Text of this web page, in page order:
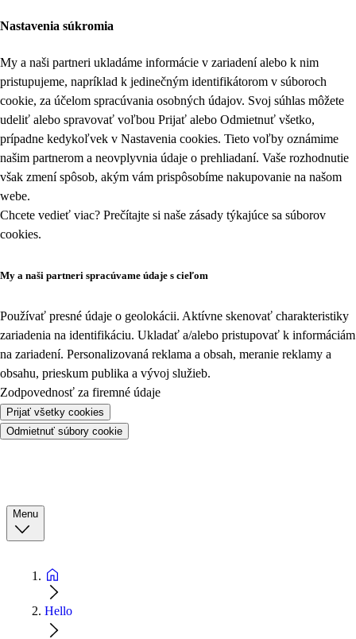
Nastavenia súkromia
My a naši partneri ukladáme informácie v zariadení alebo k nim
pristupujeme, napríklad k jedinečným identifikátorom v súboroch
cookie, za účelom spracúvania osobných údajov. Svoj súhlas môžete
udeliť alebo spravovať voľbou Prijať alebo Odmietnuť všetko,
prípadne kedykoľvek v Nastavenia cookies. Tieto voľby oznámime
našim partnerom a neovplyvnia údaje o prehliadaní. Vaše rozhodnutie
však zmení spôsob, akým vám prispôsobíme nakupovanie na našom
webe.
Chcete vedieť viac? Prečítajte si naše zásady týkajúce sa súborov
cookies.
My a naši partneri spracúvame údaje s cieľom
Používať presné údaje o geolokácii. Aktívne skenovať charakteristiky
zariadenia na identifikáciu. Ukladať a/alebo pristupovať k informáciám
na zariadení. Personalizovaná reklama a obsah, meranie reklamy a
obsahu, prieskum publika a vývoj služieb.
Zodpovednosť za firemné údaje
Prijať všetky cookies
Odmietnuť súbory cookie
Menu
Hello